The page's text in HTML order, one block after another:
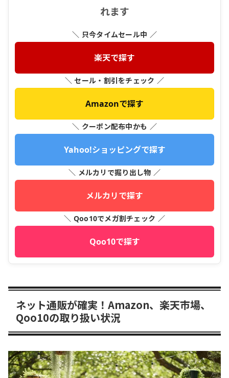
れます
＼ 只今タイムセール中 ／
楽天で探す
＼ セール・割引をチェック ／
Amazonで探す
＼ クーポン配布中かも ／
Yahoo!ショッピングで探す
＼ メルカリで掘り出し物 ／
メルカリで探す
＼ Qoo10でメガ割チェック ／
Qoo10で探す
ネット通販が確実！Amazon、楽天市場、
Qoo10の取り扱い状況